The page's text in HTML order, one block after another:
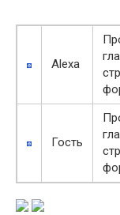
Alexa
Гость